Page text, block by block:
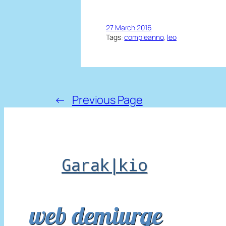
27 March 2016
Tags:compleanno, leo
← Previous Page
Garak|kio
web demiurge